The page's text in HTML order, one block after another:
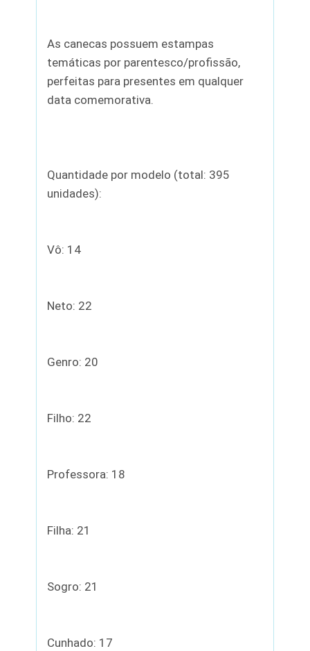
As canecas possuem estampas
temáticas por parentesco/profissão,
perfeitas para presentes em qualquer
data comemorativa.
Quantidade por modelo (total: 395
unidades):
Vô: 14
Neto: 22
Genro: 20
Filho: 22
Professora: 18
Filha: 21
Sogro: 21
Cunhado: 17